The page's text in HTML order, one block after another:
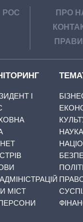
РОС
ПРО
І
МІСТ
НАУКА